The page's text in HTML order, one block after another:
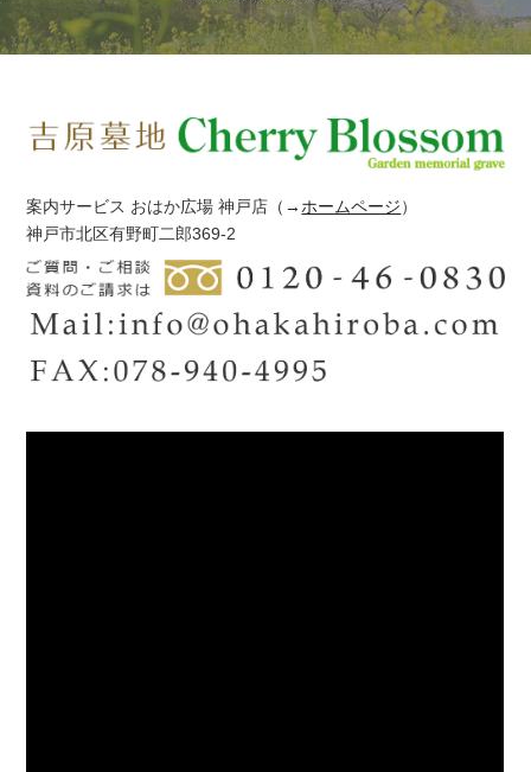
案内サービス おはか広場 神戸店 （→ ホームページ）
神戸市北区有野町二郎369-2